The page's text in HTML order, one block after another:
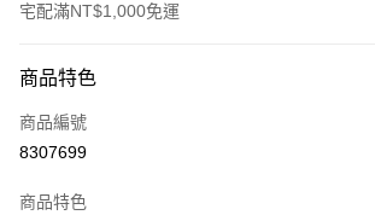
宅配滿NT$1,000免運
icash Pay
信用卡一次付款
商品特色
商品編號
8307699
商品特色